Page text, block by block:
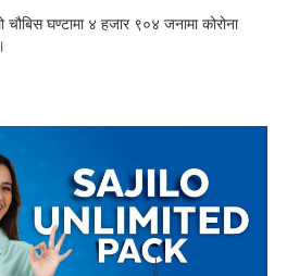
चौबिस घण्टामा ४ हजार ९०४ जनामा कोरोना